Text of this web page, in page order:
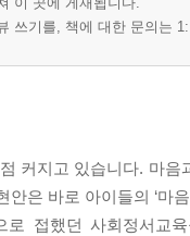
사과 예체능, 방법과 실
통합하기
방법과 실천 사례
쓰기를, 책에 대한 문의는
커지고 있습니다. 마
은 바로 아이들의 ‘마음
로 접했던 사회정서교